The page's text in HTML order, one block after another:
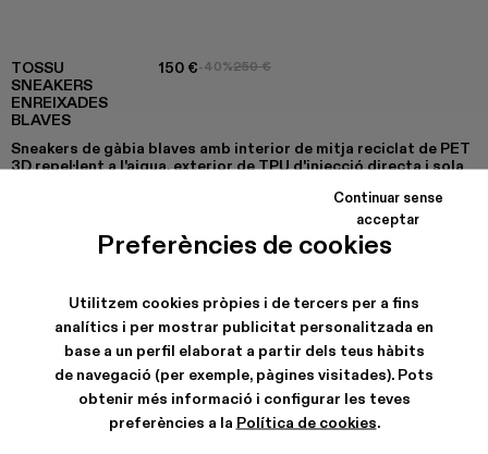
Preferències de cookies
Utilitzem cookies pròpies i de tercers per a fins
analítics i per mostrar publicitat personalitzada en
base a un perfil elaborat a partir dels teus hàbits
de navegació (per exemple, pàgines visitades). Pots
obtenir més informació i configurar les teves
preferències a la Política de cookies.
Continuar sense
acceptar
TOSSU
SNEAKERS
ENREIXADES
BLAVES
150 €-40%250 €
Sneakers de gàbia blaves amb interior de mitja reciclat de PET
3D repel·lent a l'aigua, exterior de TPU d'injecció directa i sola
CARACTERÍSTIQUES
CURA DEL PRODUCTE